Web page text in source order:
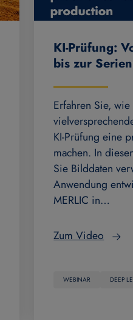
KI-Prüfung:
bis zur
Erfahren Sie,
KI-Prüfung eine
machen. In
Sie Bilddaten
Anwendung
MERLIC in…
Zum Video
WEBINAR DEEP